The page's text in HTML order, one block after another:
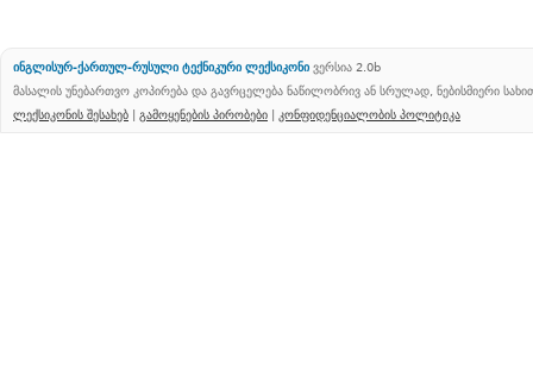
ინგლისურ-ქართულ-რუსული ტექნიკური ლექსიკონი ვერსია 2.0b
მასალის უნებართვო კოპირება და გავრცელება ნაწილობრივ ან სრულად, ნებისმიერი
ლექსიკონის შესახებ | გამოყენების პირობები | კონფიდენციალობის პოლიტიკა